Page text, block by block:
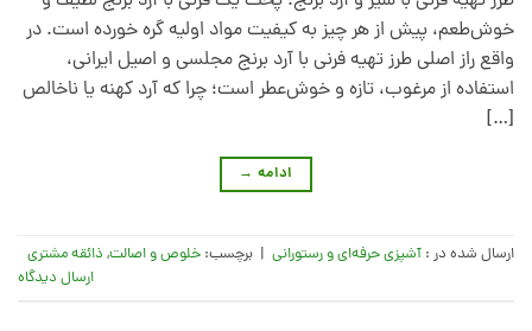
خوش‌طعم، پیش از هر چیز به کیفیت مواد اولیه گره خورده است. در
واقع راز اصلی طرز تهیه فرنی با آرد برنج مجلسی و اصیل ایرانی،
استفاده از مرغوب، تازه و خوش‌عطر است؛ چرا که آرد کهنه یا ناخالص
[…]
ادامه →
ارسال شده در : آشپزی حرفه‌ای و رستورانی | برچسب: خلوص و اصالت, ذائقه مشتری
ارسال دیدگاه